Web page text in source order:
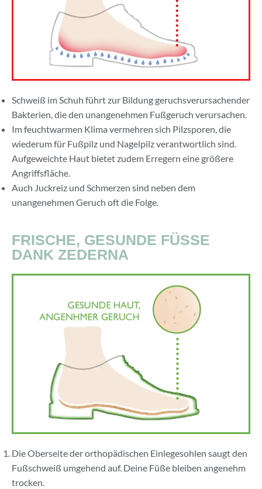
Schweiß im Schuh führt zur Bildung geruchsverursachender
Bakterien, die den unangenehmen Fußgeruch verursachen.
Im feuchtwarmen Klima vermehren sich Pilzsporen, die
wiederum für Fußpilz und Nagelpilz verantwortlich sind.
Aufgeweichte Haut bietet zudem Erregern eine größere
Angriffsfläche.
Auch Juckreiz und Schmerzen sind neben dem
unangenehmen Geruch oft die Folge.
FRISCHE, GESUNDE FÜSSE D
ANK ZEDERNA
Die Oberseite der orthopädischen Einlegesohlen saugt den
Fußschweiß umgehend auf. Deine Füße bleiben angenehm
trocken.